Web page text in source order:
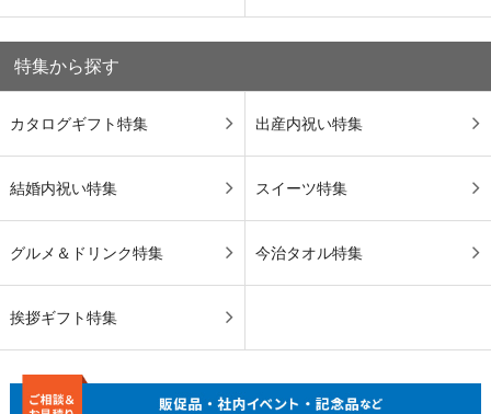
特集から探す
カタログギフト特集 出産内祝い特集
結婚内祝い特集 スイーツ特集
グルメ＆ドリンク特集 今治タオル特集
挨拶ギフト特集